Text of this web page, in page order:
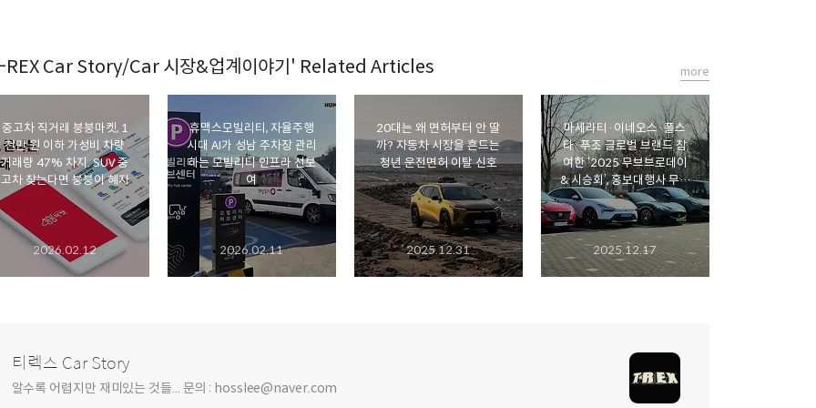
Car Story/Car 시장&업계이야기' Related Articles
중고차 직거래 붕붕마켓, 1
천만 원 이하 가성비 차량
거래량 47% 차지. SUV 중
고차 찾는다면 붕붕이 혜자
2026.02.12
휴맥스모빌리티, 자율주행
시대 AI가 성남 주차장 관리
하는 모빌리티 인프라 선보
여
2026.02.11
20대는 왜 면허부터 안 딸
까? 자동차 시장을 흔드는
청년 운전면허 이탈 신호
2025.12.31
마세라티·이네오스·폴스
타·푸조 글로벌 브랜드 참
여한 ‘2025 무브브로데이
& 시승회’, 홍보대행사 무브
브로 인플루언서 마케팅 성
공적 운영 노하우 돋보여
2025.12.17
more
티렉스 Car Story
알수록 어렵지만 재미있는 것들... 문의 : hosslee@naver.com